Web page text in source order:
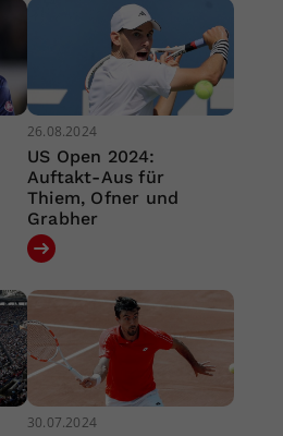
26.08.2024
US Open 2024:
Auftakt-Aus für
Thiem, Ofner und
Grabher
30.07.2024